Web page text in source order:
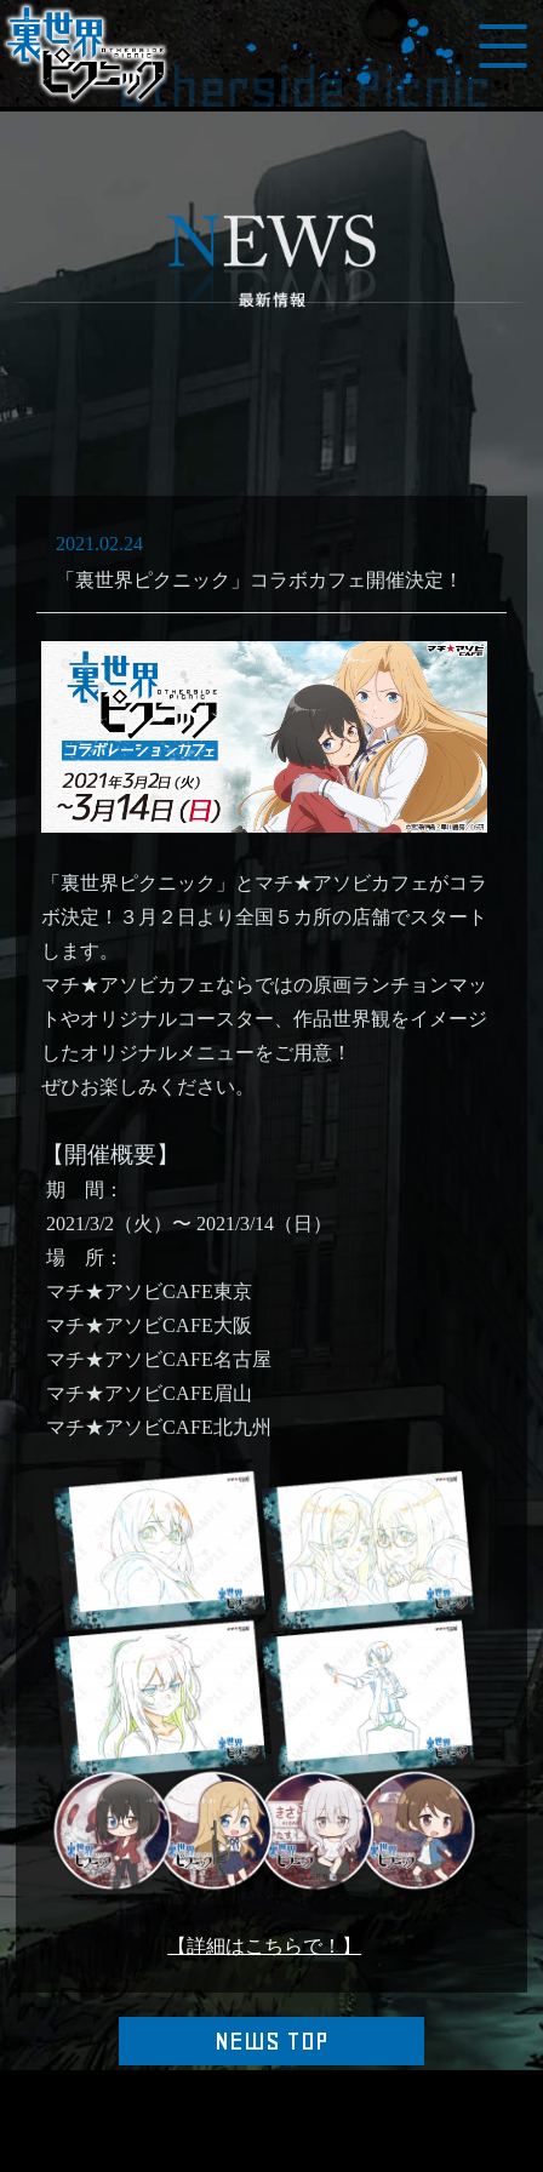
2021.02.24
「裏世界ピクニック」コラボカフェ開催決定！
「裏世界ピクニック」とマチ★アソビカフェがコラ
ボ決定！３月２日より全国５カ所の店舗でスタート
します。
マチ★アソビカフェならではの原画ランチョンマッ
トやオリジナルコースター、作品世界観をイメージ
したオリジナルメニューをご用意！
ぜひお楽しみください。
【開催概要】
期 間：
2021/3/2（火）〜 2021/3/14（日）
場 所：
マチ★アソビCAFE東京
マチ★アソビCAFE大阪
マチ★アソビCAFE名古屋
マチ★アソビCAFE眉山
マチ★アソビCAFE北九州
【詳細はこちらで！】
NEWS TOP